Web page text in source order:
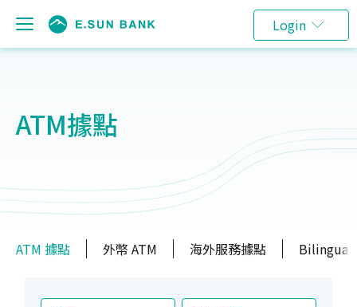
Login
ATM據點
ATM 據點 外幣 ATM 海外服務據點 Bilingual